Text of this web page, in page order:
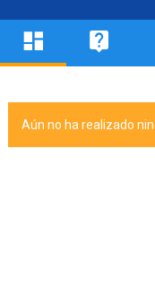
Aún no ha realizado